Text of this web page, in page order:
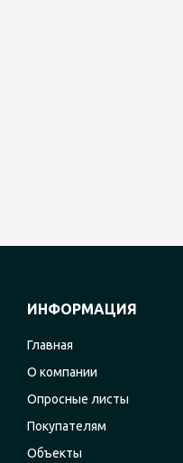
ИНФОРМАЦИЯ
Главная
О компании
Опросные листы
Покупателям
Объекты